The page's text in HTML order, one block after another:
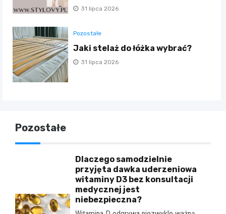
31 lipca 2026
Pozostałe
Jaki stelaż do łóżka wybrać?
31 lipca 2026
Pozostałe
Dlaczego samodzielnie
przyjęta dawka uderzeniowa
witaminy D3 bez konsultacji
medycznej jest
niebezpieczna?